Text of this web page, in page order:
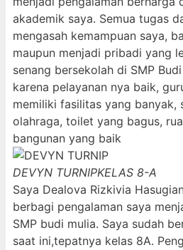
akademik saya. Semua tugas
mengasah kemampuan saya,
maupun menjadi pribadi yang
senang bersekolah di SMP
karena pelayanan nya baik,
memiliki fasilitas yang banyak,
olahraga, toilet yang bagus,
bangunan yang baik
DEVYN TURNIPKELAS 8-A
Saya Dealova Rizkivia
berbagi pengalaman saya
SMP budi mulia. Saya sudah
saat ini,tepatnya kelas 8A.